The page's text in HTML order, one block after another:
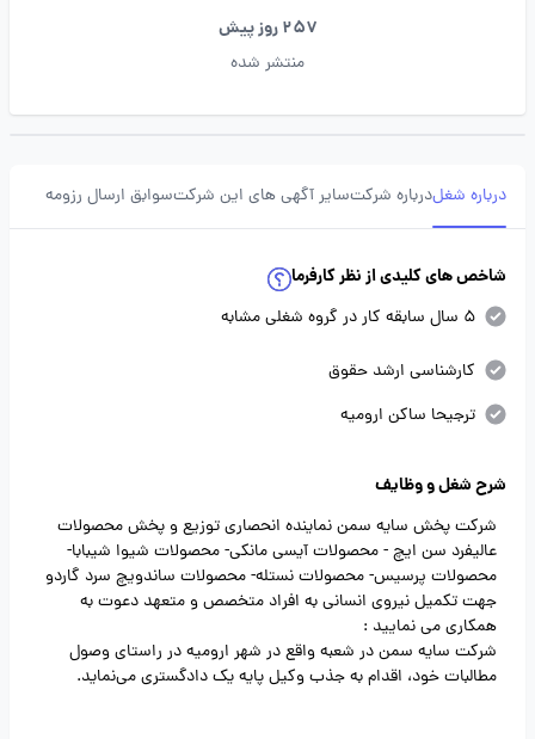
257 روز پیش
منتشر شده
درباره شغلدرباره شرکتسایر آگهی های این شرکتسوابق ارسال رزومه
شاخص های کلیدی از نظر کارفرما
5 سال سابقه کار در گروه شغلی مشابه
کارشناسی ارشد حقوق
ترجیحا ساکن ارومیه
شرح شغل و وظایف
شرکت پخش سایه سمن نماینده انحصاری توزیع و پخش محصولات
عالیفرد سن ایچ - محصولات آیسی مانکی- محصولات شیوا شیبابا-
محصولات پرسیس- محصولات نستله- محصولات ساندویچ سرد گاردو
جهت تکمیل نیروی انسانی به افراد متخصص و متعهد دعوت به
همکاری می نمایید :
شرکت سایه سمن در شعبه واقع در شهر ارومیه در راستای وصول
مطالبات خود، اقدام به جذب وکیل پایه یک دادگستری می‌نماید.